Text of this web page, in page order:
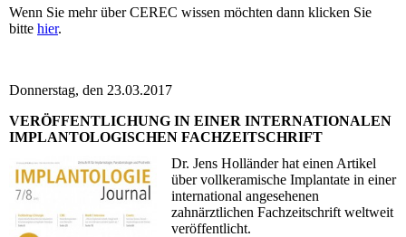
Wenn Sie mehr über CEREC wissen möchten dann klicken Sie
bitte hier.
Donnerstag, den 23.03.2017
VERÖFFENTLICHUNG IN EINER INTERNATIONALEN
IMPLANTOLOGISCHEN FACHZEITSCHRIFT
Dr. Jens Holländer hat einen Artikel
über vollkeramische Implantate in einer
international angesehenen
zahnärztlichen Fachzeitschrift weltweit
veröffentlicht.